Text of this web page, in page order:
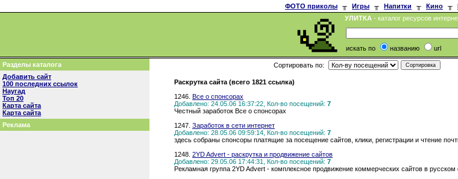
ФОТО приколы ╥ Игры ╥ Напитки ╥ Кино ╥
УЛИТКА - каталог ресурсов
искать по названию url
Разделы каталога
Добавить сайт
100 последних ссылок
Наугад
Топ 20
Карта сайта
Карта сайта
Реклама
Сортировать по:
Раскрутка сайта (всего 1821 ссылка)
1246. Все о спонсорах
Добавлено: 24.05.06 16:37:22, Кол-во посещений: 7
Честный заработок Все о спонсорах
1247. Заработок в сети интернет
Добавлено: 28.05.06 09:59:14, Кол-во посещений: 7
здесь собраны спонсоры платящие за посещение сайтов, клики, регистрации и чтение
1248. 2YD Advert - раскрутка и продвижение сайтов
Добавлено: 29.05.06 17:44:31, Кол-во посещений: 7
Рекламная группа 2YD Advert - комплексное продвижение коммерческих сайтов в русском